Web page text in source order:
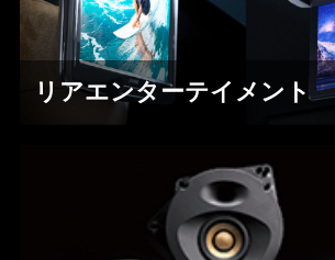
リアエンターテイメント